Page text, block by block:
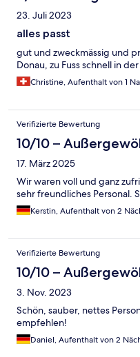
23. Juli 2023
alles passt
gut und zweckmässig und
Donau, zu Fuss schnell in
Christine, Aufenthalt von 1
Verifizierte Bewertung
10/10 –
17. März 2025
Wir waren voll und ganz
sehr freundliches Personal.
Kerstin, Aufenthalt von 2
Verifizierte Bewertung
10/10 –
3. Nov. 2023
Schön, sauber, nettes
empfehlen!
Daniel, Aufenthalt von 2